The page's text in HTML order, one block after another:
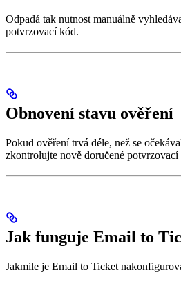
Odpadá tak nutnost manuálně
potvrzovací kód.
Obnovení stavu ověření
Pokud ověření trvá déle, než se
zkontrolujte nově doručené potvrzovací
Jak funguje Email to
Jakmile je Email to Ticket